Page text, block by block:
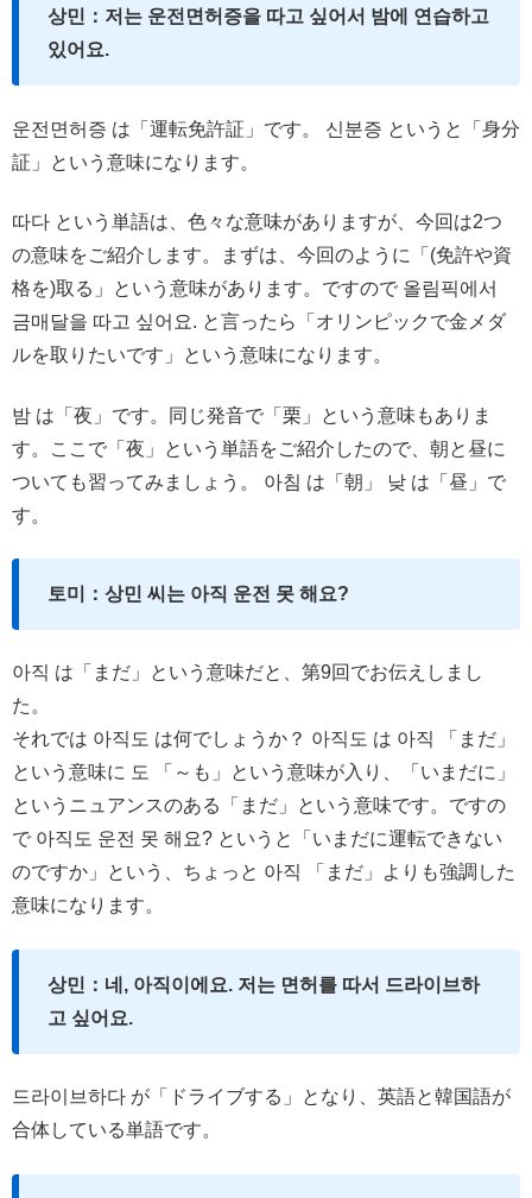
상민：저는 운전면허증을 따고 싶어서 밤에 연습하고
있어요.
운전면허증 は「運転免許証」です。 신분증 というと「身分
証」という意味になります。
따다 という単語は、色々な意味がありますが、今回は2つ
の意味をご紹介します。まずは、今回のように「(免許や資
格を)取る」という意味があります。ですので 올림픽에서
금매달을 따고 싶어요. と言ったら「オリンピックで金メダ
ルを取りたいです」という意味になります。
밤 は「夜」です。同じ発音で「栗」という意味もありま
す。ここで「夜」という単語をご紹介したので、朝と昼に
ついても習ってみましょう。 아침 は「朝」 낮 は「昼」で
す。
토미：상민 씨는 아직 운전 못 해요?
아직 は「まだ」という意味だと、第9回でお伝えしまし
た。
それでは 아직도 は何でしょうか？ 아직도 は 아직 「まだ」
という意味に 도 「～も」という意味が入り、「いまだに」
というニュアンスのある「まだ」という意味です。ですの
で 아직도 운전 못 해요? というと「いまだに運転できない
のですか」という、ちょっと 아직 「まだ」よりも強調した
意味になります。
상민：네, 아직이에요. 저는 면허를 따서 드라이브하
고 싶어요.
드라이브하다 が「ドライブする」となり、英語と韓国語が
合体している単語です。